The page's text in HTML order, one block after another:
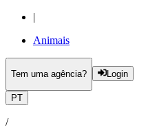
|
Animais
Tem uma agência? Login
PT
/